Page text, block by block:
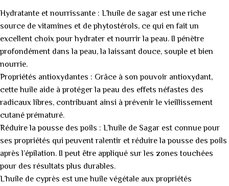
Hydratante et nourrissante : L’huile de sagar est une riche
source de vitamines et de phytostérols, ce qui en fait un
excellent choix pour hydrater et nourrir la peau. Il pénètre
profondément dans la peau, la laissant douce, souple et bien
nourrie.
Propriétés antioxydantes : Grâce à son pouvoir antioxydant,
cette huile aide à protéger la peau des effets néfastes des
radicaux libres, contribuant ainsi à prévenir le vieillissement
cutané prématuré.
Réduire la pousse des poils : L’huile de Sagar est connue pour
ses propriétés qui peuvent ralentir et réduire la pousse des poils
après l’épilation. Il peut être appliqué sur les zones touchées
pour des résultats plus durables.
L’huile de cyprès est une huile végétale aux propriétés